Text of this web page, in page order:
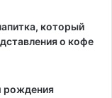
который
о кофе
рождения